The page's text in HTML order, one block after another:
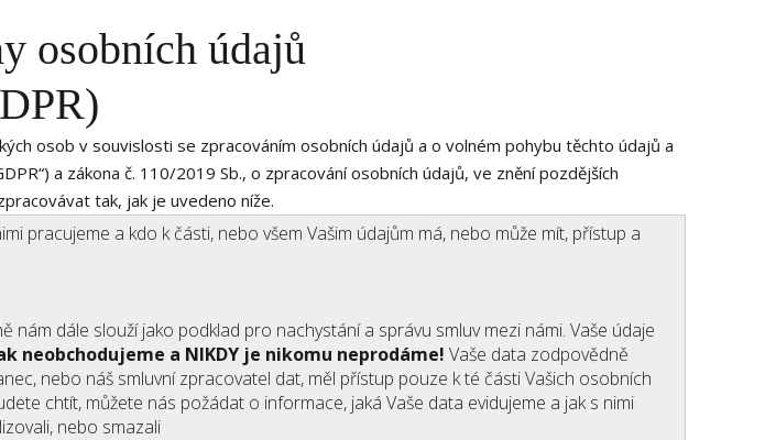
PORTÁL WIV CLIENT
osobních údajů
osob v souvislosti se zpracováním osobních údajů a o volném pohybu těchto údajů a
a zákona č. 110/2019 Sb., o zpracování osobních údajů, ve znění pozdějších
tak, jak je uvedeno níže.
pracujeme a kdo k části, nebo všem Vašim údajům má, nebo může mít, přístup a
dále slouží jako podklad pro nachystání a správu smluv mezi námi. Vaše údaje
neobchodujeme a NIKDY je nikomu neprodáme! Vaše data zodpovědně
nebo náš smluvní zpracovatel dat, měl přístup pouze k té části Vašich osobních
chtít, můžete nás požádat o informace, jaká Vaše data evidujeme a jak s nimi
nebo smazali